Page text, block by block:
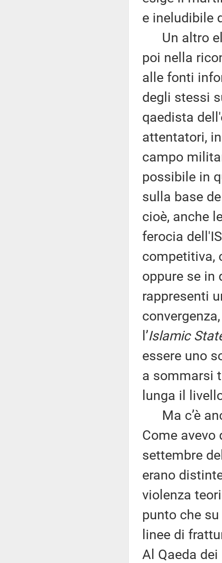
e ineludibile
Un altro
poi nella
alle fonti
degli stessi
qaedista
attentatori,
campo
possibile in
sulla base
cioè, anche
ferocia
competitiva,
oppure se in
rappresenti
l’Islamic
essere uno
a sommarsi
lunga il
Ma c’è
Come
settembre
erano
violenza
punto che
linee di
Al Qaeda